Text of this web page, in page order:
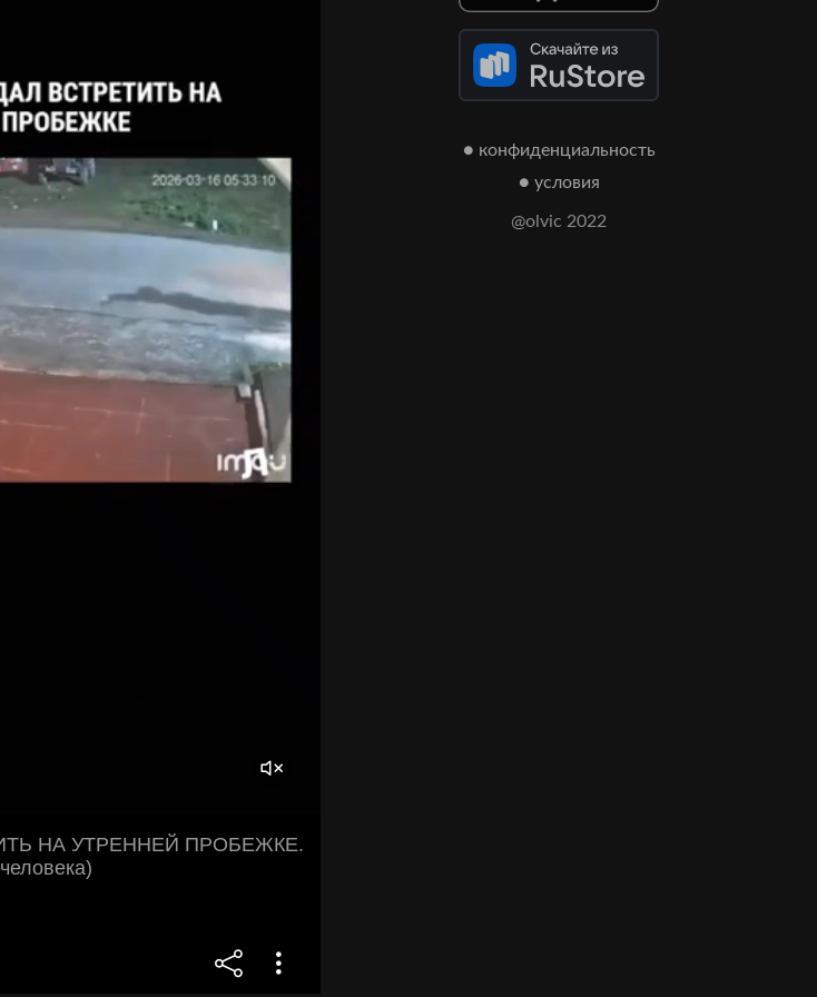
НА УТРЕННЕЙ ПРОБЕЖКЕ.
● конфиденциальность
● условия
@olvic 2022